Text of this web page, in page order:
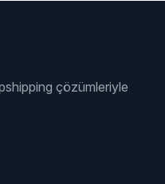
çözümleriyle